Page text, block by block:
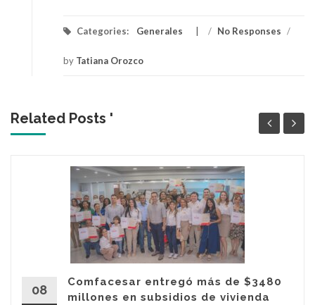
Categories: Generales / No Responses /
by Tatiana Orozco
Related Posts '
08
Comfacesar entregó más de $3480
millones en subsidios de vivienda